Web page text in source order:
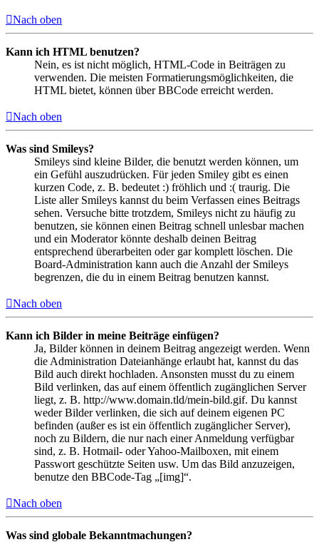
Nach oben
Kann ich HTML benutzen?
Nein, es ist nicht möglich, HTML-Code in Beiträgen zu
verwenden. Die meisten Formatierungsmöglichkeiten, die
HTML bietet, können über BBCode erreicht werden.
Nach oben
Was sind Smileys?
Smileys sind kleine Bilder, die benutzt werden können, um
ein Gefühl auszudrücken. Für jeden Smiley gibt es einen
kurzen Code, z. B. bedeutet :) fröhlich und :( traurig. Die
Liste aller Smileys kannst du beim Verfassen eines Beitrags
sehen. Versuche bitte trotzdem, Smileys nicht zu häufig zu
benutzen, sie können einen Beitrag schnell unlesbar machen
und ein Moderator könnte deshalb deinen Beitrag
entsprechend überarbeiten oder gar komplett löschen. Die
Board-Administration kann auch die Anzahl der Smileys
begrenzen, die du in einem Beitrag benutzen kannst.
Nach oben
Kann ich Bilder in meine Beiträge einfügen?
Ja, Bilder können in deinem Beitrag angezeigt werden. Wenn
die Administration Dateianhänge erlaubt hat, kannst du das
Bild auch direkt hochladen. Ansonsten musst du zu einem
Bild verlinken, das auf einem öffentlich zugänglichen Server
liegt, z. B. http://www.domain.tld/mein-bild.gif. Du kannst
weder Bilder verlinken, die sich auf deinem eigenen PC
befinden (außer es ist ein öffentlich zugänglicher Server),
noch zu Bildern, die nur nach einer Anmeldung verfügbar
sind, z. B. Hotmail- oder Yahoo-Mailboxen, mit einem
Passwort geschützte Seiten usw. Um das Bild anzuzeigen,
benutze den BBCode-Tag „[img]“.
Nach oben
Was sind globale Bekanntmachungen?